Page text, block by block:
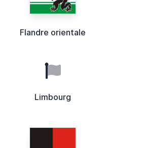
Flandre orientale
Limbourg